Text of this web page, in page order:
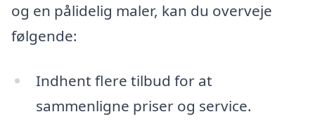
og en pålidelig maler, kan du overveje
følgende:
Indhent flere tilbud for at
sammenligne priser og service.